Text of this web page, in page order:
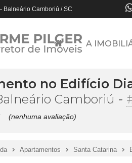
- Balneário Camboriú /SC
A
no Edifício
Camboriú -
(nenhuma avaliação)
Apartamentos Santa Catarina